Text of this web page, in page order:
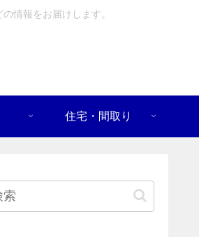
情報をお届けします。
住宅・間取り